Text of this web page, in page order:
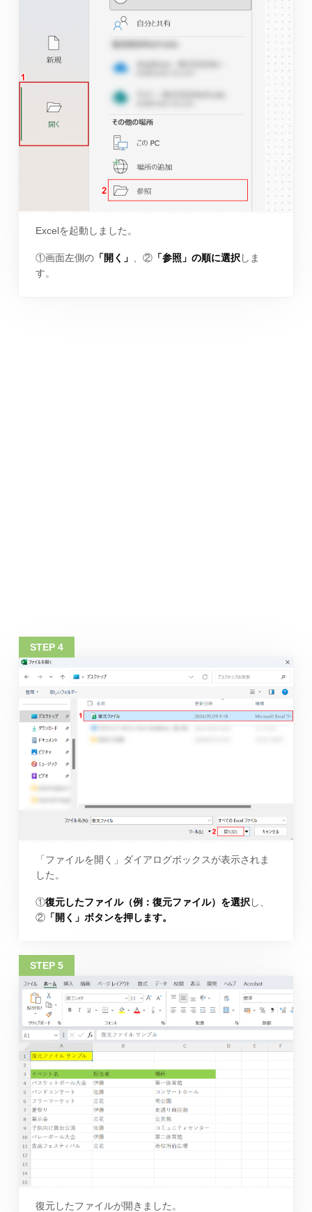
Excelを起動しました。
①画面左側の「開く」 、②「参照」の順に選択 しま
す。
「ファイルを開く」ダイアログボックスが表示されま
した。
①復元したファイル（例：復元ファイル）を選択 し、
②「開く」ボタンを押します。
復元したファイルが開きました。